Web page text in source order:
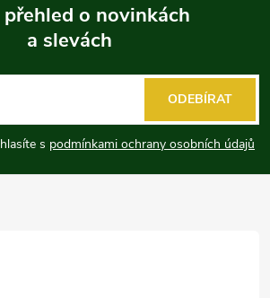
o novinkách
a slevách
s podmínkami ochrany osobních údajů
ODEBÍRAT